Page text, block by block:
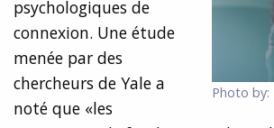
Photo
psychologiques de
connexion. Une étude
menée par des
chercheurs de Yale a
noté que «les